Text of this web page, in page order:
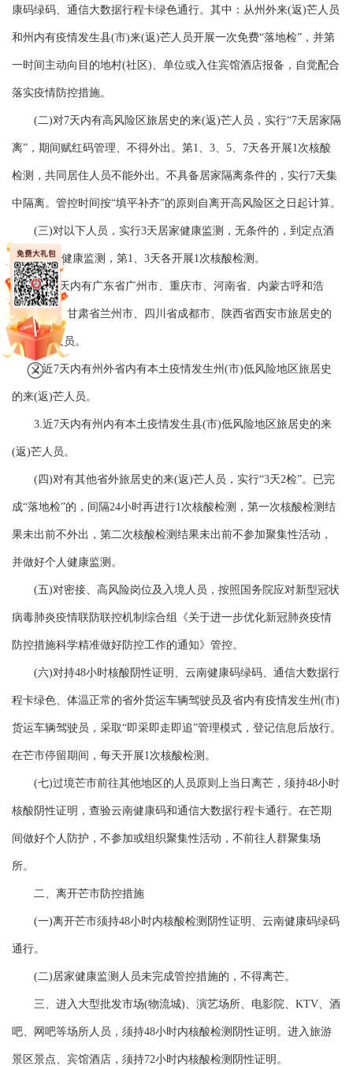
康码绿码、通信大数据行程卡绿色通行。其中：从州外来(返)芒人员
和州内有疫情发生县(市)来(返)芒人员开展一次免费“落地检”，并第
一时间主动向目的地村(社区)、单位或入住宾馆酒店报备，自觉配合
落实疫情防控措施。
(二)对7天内有高风险区旅居史的来(返)芒人员，实行“7天居家隔
离”，期间赋红码管理、不得外出。第1、3、5、7天各开展1次核酸
检测，共同居住人员不能外出。不具备居家隔离条件的，实行7天集
中隔离。管控时间按“填平补齐”的原则自离开高风险区之日起计算。
(三)对以下人员，实行3天居家健康监测，无条件的，到定点酒
店进行3天健康监测，第1、3天各开展1次核酸检测。
1.近7天内有广东省广州市、重庆市、河南省、内蒙古呼和浩
特、新疆、甘肃省兰州市、四川省成都市、陕西省西安市旅居史的
来(返)芒人员。
2.近7天内有州外省内有本土疫情发生州(市)低风险地区旅居史
的来(返)芒人员。
3.近7天内有州内有本土疫情发生县(市)低风险地区旅居史的来
(返)芒人员。
(四)对有其他省外旅居史的来(返)芒人员，实行“3天2检”。已完
成“落地检”的，间隔24小时再进行1次核酸检测，第一次核酸检测结
果未出前不外出，第二次核酸检测结果未出前不参加聚集性活动，
并做好个人健康监测。
(五)对密接、高风险岗位及入境人员，按照国务院应对新型冠状
病毒肺炎疫情联防联控机制综合组《关于进一步优化新冠肺炎疫情
防控措施科学精准做好防控工作的通知》管控。
(六)对持48小时核酸阴性证明、云南健康码绿码、通信大数据行
程卡绿色、体温正常的省外货运车辆驾驶员及省内有疫情发生州(市)
货运车辆驾驶员，采取“即采即走即追”管理模式，登记信息后放行。
在芒市停留期间，每天开展1次核酸检测。
(七)过境芒市前往其他地区的人员原则上当日离芒，须持48小时
核酸阴性证明，查验云南健康码和通信大数据行程卡通行。在芒期
间做好个人防护，不参加或组织聚集性活动，不前往人群聚集场
所。
二、离开芒市防控措施
(一)离开芒市须持48小时内核酸检测阴性证明、云南健康码绿码
通行。
(二)居家健康监测人员未完成管控措施的，不得离芒。
三、进入大型批发市场(物流城)、演艺场所、电影院、KTV、酒
吧、网吧等场所人员，须持48小时内核酸检测阴性证明。进入旅游
景区景点、宾馆酒店，须持72小时内核酸检测阴性证明。